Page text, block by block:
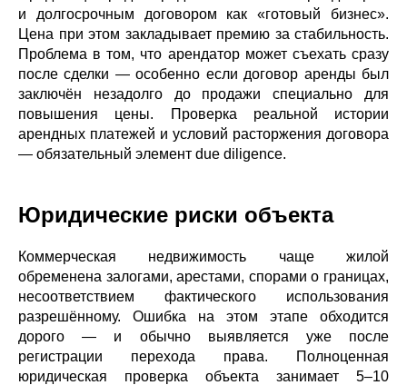
и долгосрочным договором как «готовый бизнес».
Цена при этом закладывает премию за стабильность.
Проблема в том, что арендатор может съехать сразу
после сделки — особенно если договор аренды был
заключён незадолго до продажи специально для
повышения цены. Проверка реальной истории
арендных платежей и условий расторжения договора
— обязательный элемент due diligence.
Юридические риски объекта
Коммерческая недвижимость чаще жилой
обременена залогами, арестами, спорами о границах,
несоответствием фактического использования
разрешённому. Ошибка на этом этапе обходится
дорого — и обычно выявляется уже после
регистрации перехода права. Полноценная
юридическая проверка объекта занимает 5–10